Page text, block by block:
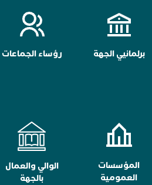
برلمانيي الجهة رؤساء الجماعات
المؤسسات
العمومية
الوالي والعمال
بالجهة